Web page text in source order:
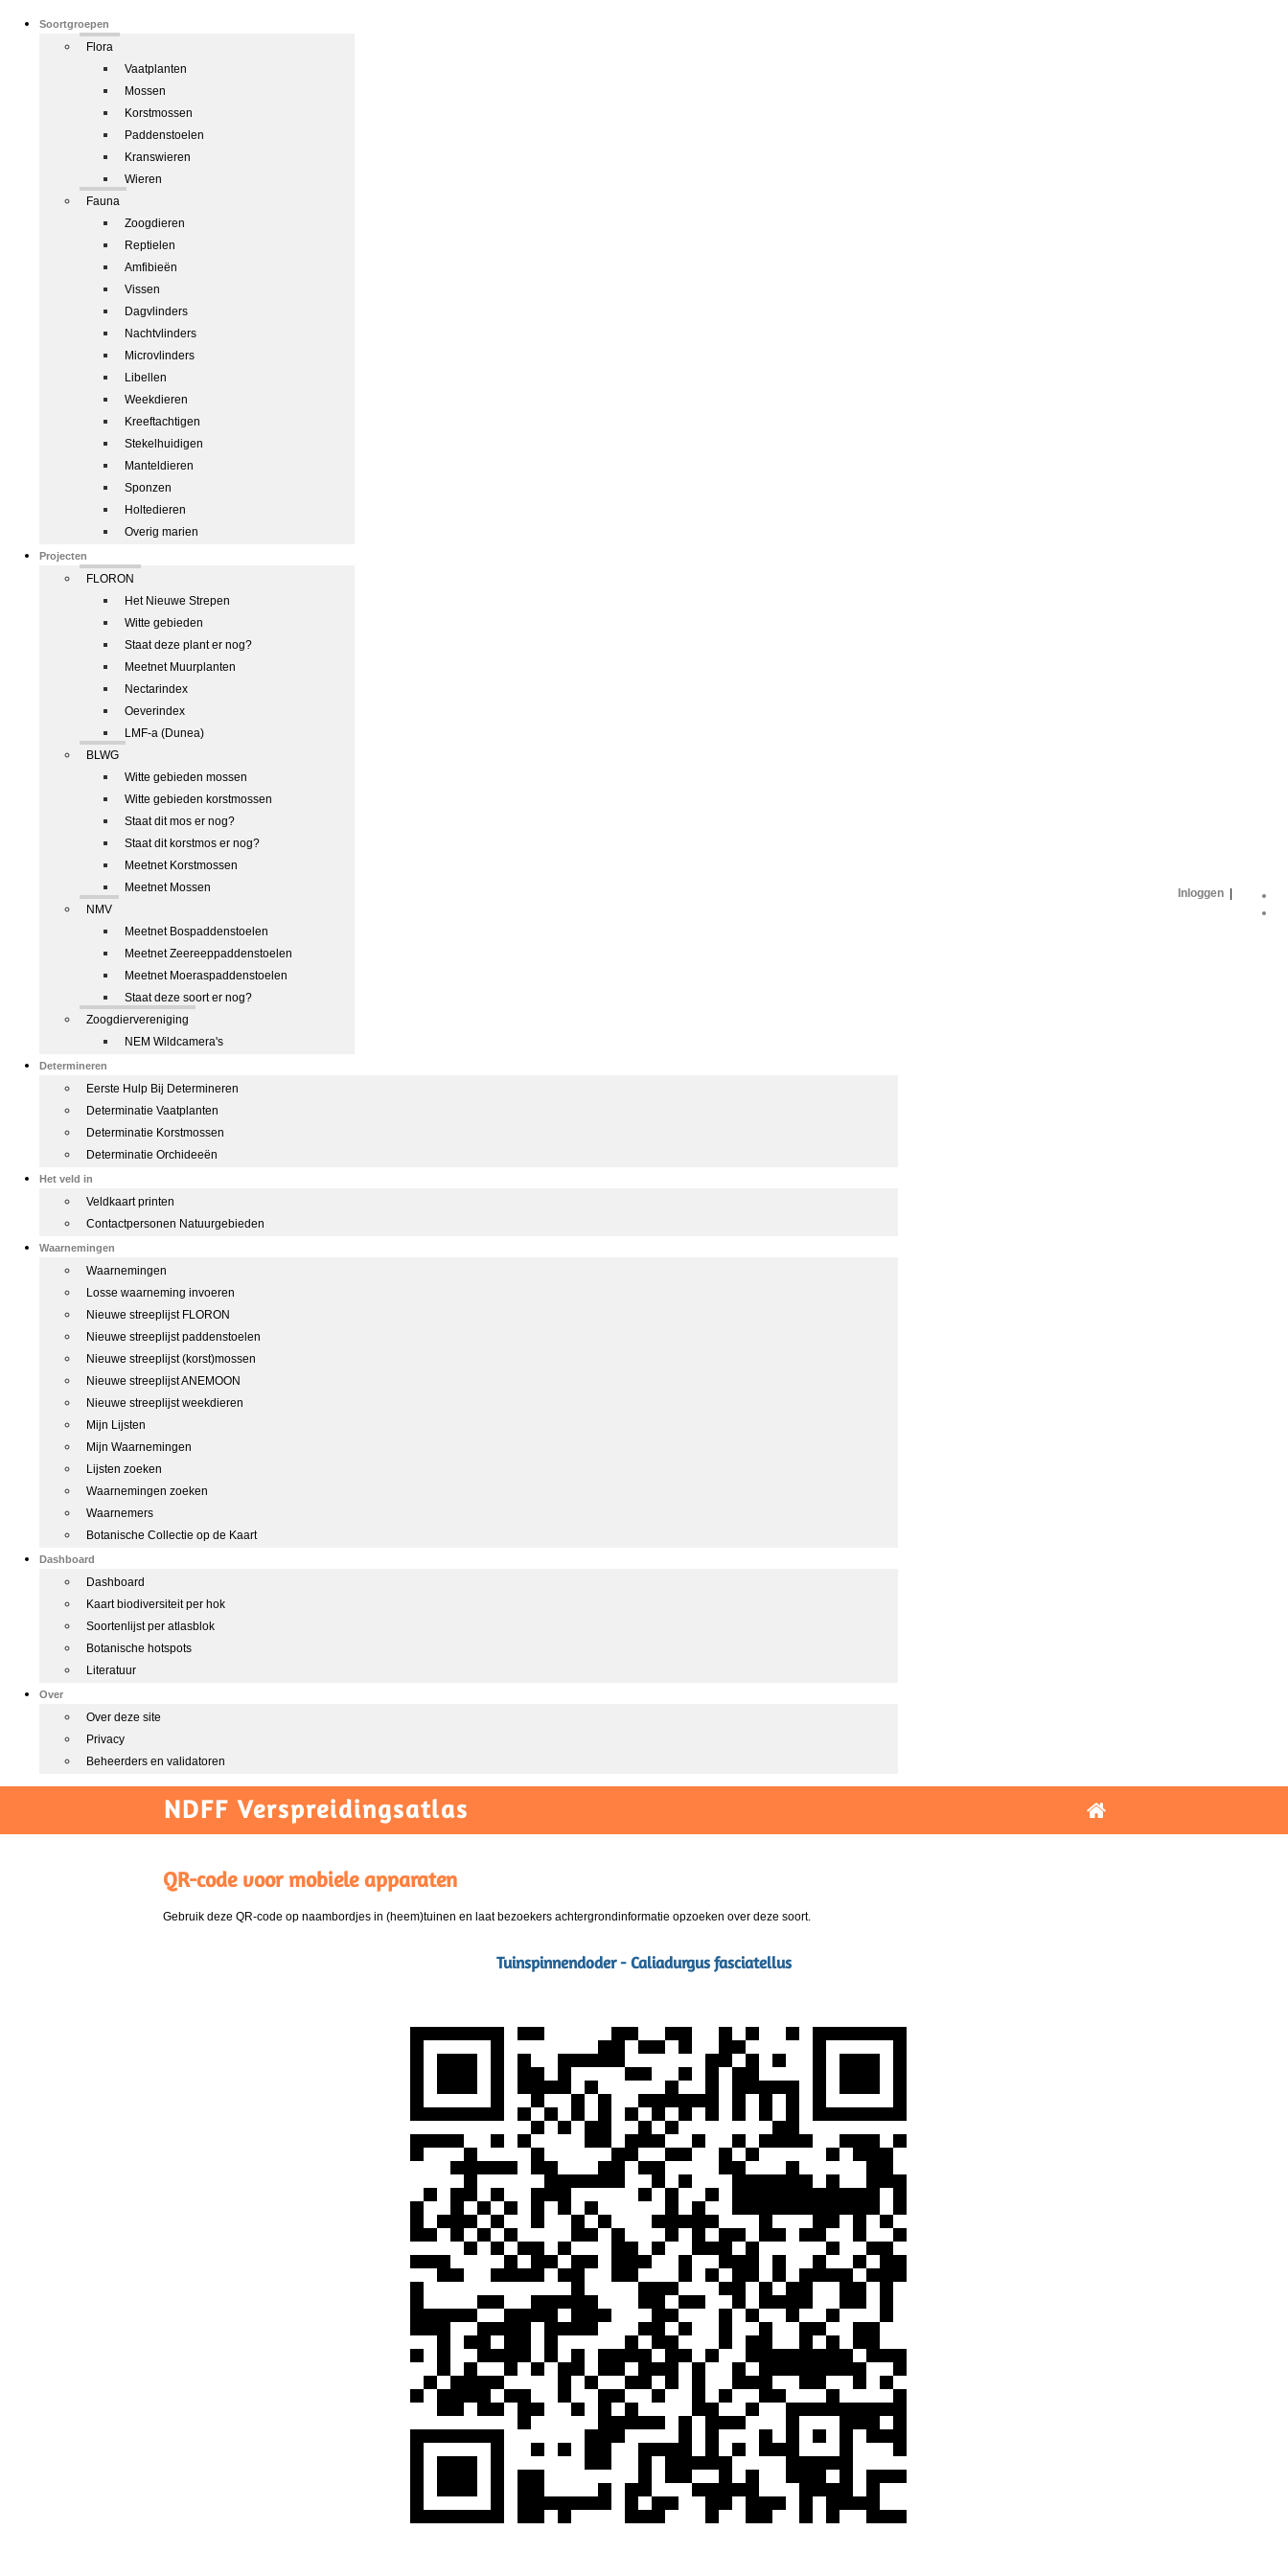
Soortgroepen
Flora
Vaatplanten
Mossen
Korstmossen
Paddenstoelen
Kranswieren
Wieren
Fauna
Zoogdieren
Reptielen
Amfibieën
Vissen
Dagvlinders
Nachtvlinders
Microvlinders
Libellen
Weekdieren
Kreeftachtigen
Stekelhuidigen
Manteldieren
Sponzen
Holtedieren
Overig marien
Projecten
FLORON
Het Nieuwe Strepen
Witte gebieden
Staat deze plant er nog?
Meetnet Muurplanten
Nectarindex
Oeverindex
LMF-a (Dunea)
BLWG
Witte gebieden mossen
Witte gebieden korstmossen
Staat dit mos er nog?
Staat dit korstmos er nog?
Meetnet Korstmossen
Meetnet Mossen
NMV
Meetnet Bospaddenstoelen
Meetnet Zeereeppaddenstoelen
Meetnet Moeraspaddenstoelen
Staat deze soort er nog?
Zoogdiervereniging
NEM Wildcamera's
Determineren
Eerste Hulp Bij Determineren
Determinatie Vaatplanten
Determinatie Korstmossen
Determinatie Orchideeën
Het veld in
Veldkaart printen
Contactpersonen Natuurgebieden
Waarnemingen
Waarnemingen
Losse waarneming invoeren
Nieuwe streeplijst FLORON
Nieuwe streeplijst paddenstoelen
Nieuwe streeplijst (korst)mossen
Nieuwe streeplijst ANEMOON
Nieuwe streeplijst weekdieren
Mijn Lijsten
Mijn Waarnemingen
Lijsten zoeken
Waarnemingen zoeken
Waarnemers
Botanische Collectie op de Kaart
Dashboard
Dashboard
Kaart biodiversiteit per hok
Soortenlijst per atlasblok
Botanische hotspots
Literatuur
Over
Over deze site
Privacy
Beheerders en validatoren
Inloggen
NDFF Verspreidingsatlas
QR-code voor mobiele apparaten
Gebruik deze QR-code op naambordjes in (heem)tuinen en laat bezoekers achtergrondinformatie opzoeken over deze soort.
Tuinspinnendoder - Caliadurgus fasciatellus